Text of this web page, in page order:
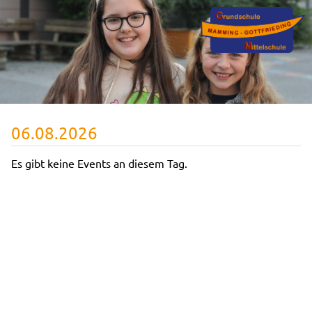
06.08.2026
Es gibt keine Events an diesem Tag.